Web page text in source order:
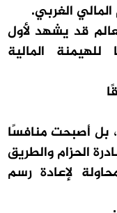
الغربي.
قد يشهد لأول
المالية
بل أصبحت منافسًا
الحزام والطريق
لإعادة رسم